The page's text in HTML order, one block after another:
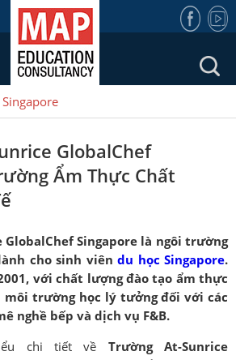
GlobalChef
Ẩm Thực Chất
GlobalChef Singapore là ngôi trường
cho sinh viên du học Singapore.
với chất lượng đào tạo ẩm thực
môi trường học lý tưởng đối với các
nghề bếp và dịch vụ F&B.
chi tiết về Trường At-Sunrice